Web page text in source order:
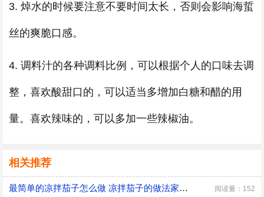
3. 焯水的时候要注意不要时间太长，否则会影响海蜇
丝的爽脆口感。
4. 调料汁的各种调料比例，可以根据个人的口味去调
整，喜欢酸甜口的，可以适当多增加白糖和醋的用
量。喜欢辣味的，可以多加一些辣椒油。
相关推荐
最简单的凉拌茄子怎么做 凉拌茄子的做法家常窍门 阅读量：152